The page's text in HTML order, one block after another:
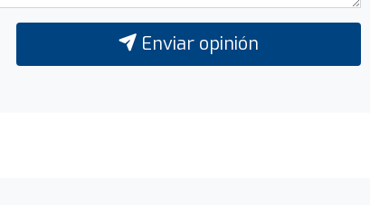
Enviar opinión